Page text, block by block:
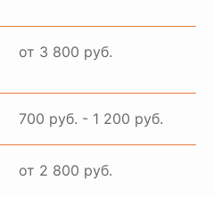
от 3 800 руб.
700 руб. - 1 200 руб.
от 2 800 руб.